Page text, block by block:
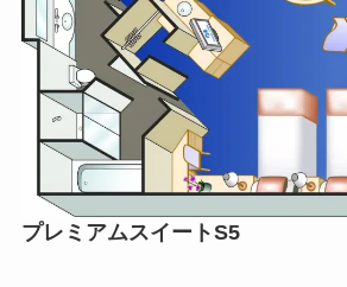
プレミアムスイートS5